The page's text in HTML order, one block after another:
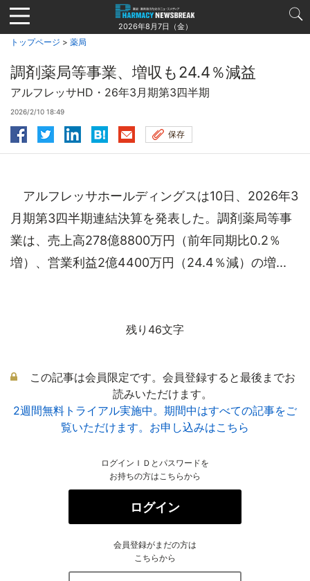
Jump
to
navigation
2026年8月7日（金）
トップページ > 薬局
調剤薬局等事業、増収も24.4％減益
アルフレッサHD・26年3月期第3四半期
2026/2/10 18:49
保存
アルフレッサホールディングスは10日、2026年3
月期第3四半期連結決算を発表した。調剤薬局等事
業は、売上高278億8800万円（前年同期比0.2％
増）、営業利益2億4400万円（24.4％減）の増...
残り46文字
この記事は会員限定です。会員登録すると最後までお
読みいただけます。
2週間無料トライアル実施中。期間中はすべての記事をご
覧いただけます。お申し込みはこちら
ログインＩＤとパスワードを
お持ちの方はこちらから
ログイン
会員登録がまだの方は
こちらから